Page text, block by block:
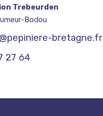
Trebeurden
Bodou
bretagne.fr
27 64